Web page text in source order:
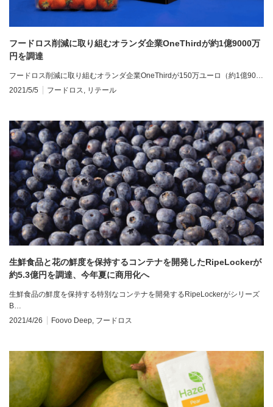
フードロス削減に取り組むオランダ企業OneThirdが約1億9000万
円を調達
フードロス削減に取り組むオランダ企業OneThirdが150万ユーロ（約1億90…
2021/5/5
フードロス, リテール
生鮮食品と花の鮮度を保持するコンテナを開発したRipeLockerが
約5.3億円を調達、今年夏に商用化へ
生鮮食品の鮮度を保持する特別なコンテナを開発するRipeLockerがシリーズ
B…
2021/4/26
Foovo Deep, フードロス